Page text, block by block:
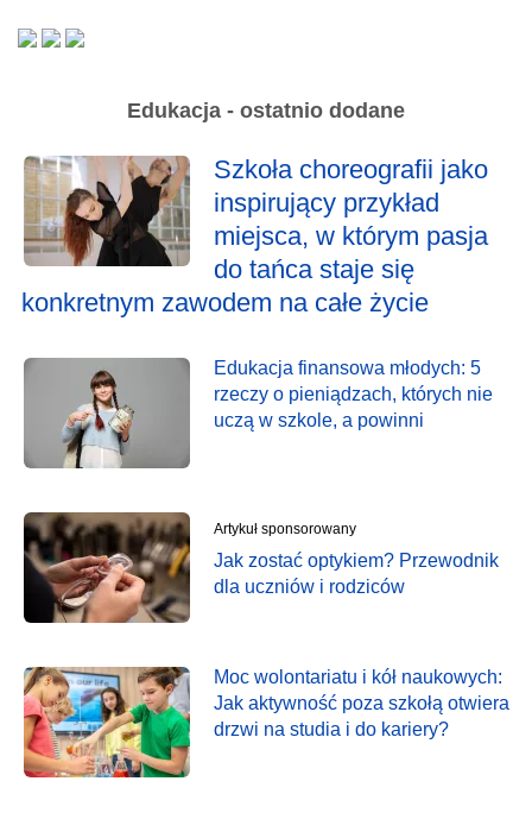
Edukacja - ostatnio dodane
Szkoła choreografii jako
inspirujący przykład
miejsca, w którym pasja
do tańca staje się
konkretnym zawodem na całe życie
Edukacja finansowa młodych: 5
rzeczy o pieniądzach, których nie
uczą w szkole, a powinni
Artykuł sponsorowany
Jak zostać optykiem? Przewodnik
dla uczniów i rodziców
Moc wolontariatu i kół naukowych:
Jak aktywność poza szkołą otwiera
drzwi na studia i do kariery?